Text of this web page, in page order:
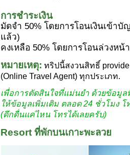
การชำระเงิน
มัดจำ 50% โดยการโอนเงินเข้า
แล้ว)
คงเหลือ 50% โดยการโอนล่วงห
หมายเหตุ: ทริปนี้สงวนสิทธิ์
(Online Travel Agent) ทุกประเภท.
เพื่อการตัดสินใจที่แม่นยำ ด้วยข้อมูล
ให้ข้อมูลเพิ่มเติม ตลอด 24 ชั่วโมง โ
(ดึกดื่นแค่ไหน โทรได้เลยครับ)
Resort ที่พักบนเกาะพะลวย